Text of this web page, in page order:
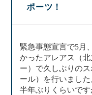
ポーツ！
緊急事態宣言で5月
かったアレアス（
ー）で久しぶりの
ール）を行いまし
半年ぶりくらいで